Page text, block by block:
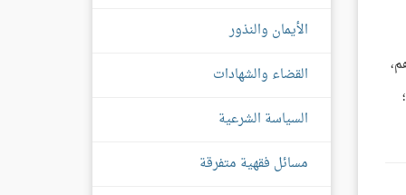
الأيمان والنذور
القضاء والشهادات
السياسة الشرعية
مسائل فقهية متفرقة